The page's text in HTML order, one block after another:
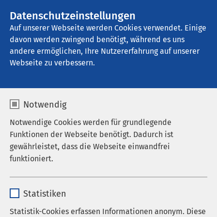
Datenschutzeinstellungen
Auf unserer Webseite werden Cookies verwendet. Einige
davon werden zwingend benötigt, während es uns
andere ermöglichen, Ihre Nutzererfahrung auf unserer
Webseite zu verbessern.
Notwendig
Notwendige Cookies werden für grundlegende
Funktionen der Webseite benötigt. Dadurch ist
gewährleistet, dass die Webseite einwandfrei
funktioniert.
Anbieter sgalinski
Statistiken
Statistik-Cookies erfassen Informationen anonym. Diese
AMEOS Klinikum Inntal - Klinik für
Transkulturelle Psychosomatik
Kontakt
Anrede
Vorname*